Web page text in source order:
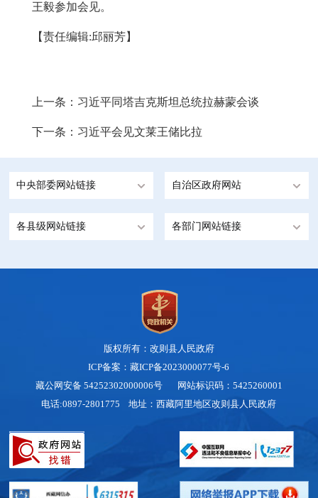
王毅参加会见。
【责任编辑:邱丽芳】
上一条： 习近平同塔吉克斯坦总统拉赫蒙会谈
下一条： 习近平会见文莱王储比拉
中央部委网站链接 自治区政府网站
各县级网站链接 各部门网站链接
版权所有：改则县人民政府
ICP备案：藏ICP备2023000077号-6
藏公网安备 54252302000006号网站标识码：5425260001
电话:0897-2801775 地址：西藏阿里地区改则县人民政府